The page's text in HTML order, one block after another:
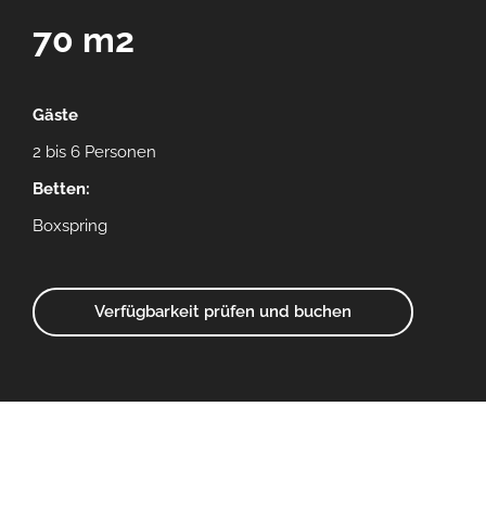
70 m2
Gäste
2 bis 6 Personen
Betten:
Boxspring
Verfügbarkeit prüfen und buchen